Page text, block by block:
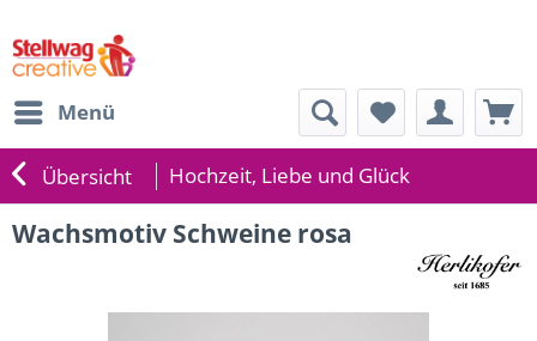
Menü
Übersicht Hochzeit, Liebe und Glück
Wachsmotiv Schweine rosa